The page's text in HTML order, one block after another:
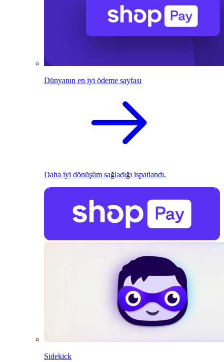
Dünyanın en iyi ödeme sayfası
Daha iyi dönüşüm sağladığı ispatlandı.
Sidekick